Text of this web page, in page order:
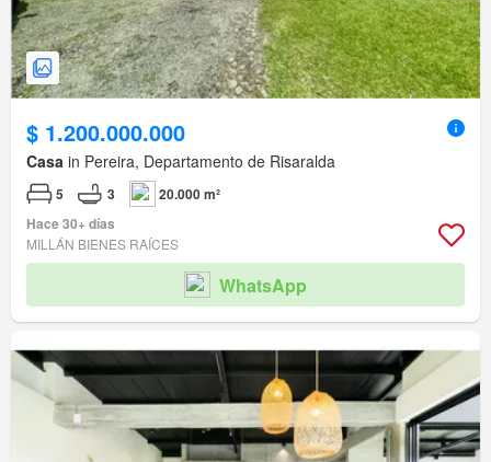
$ 1.200.000.000
Casa in Pereira, Departamento de Risaralda
5 3
20.000 m²
Hace 30+ días
MILLÁN BIENES RAÍCES
WhatsApp